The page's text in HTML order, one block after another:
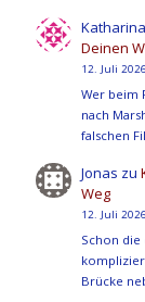
Katharina
Deinen
12. Juli 2026
Wer beim
nach
falschen
Jonas zu
Weg
12. Juli 2026
Schon die
Brücke